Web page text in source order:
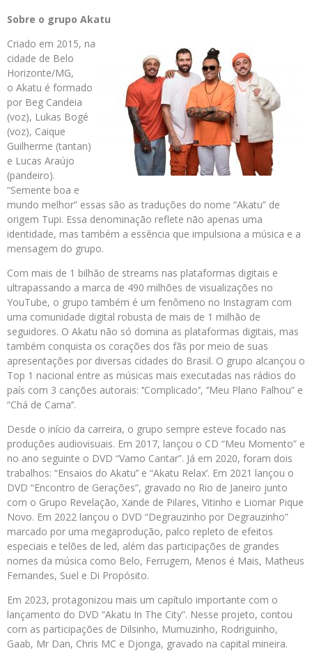
Sobre o grupo Akatu
Criado em 2015, na
cidade de Belo
Horizonte/MG,
o Akatu é formado
por Beg Candeia
(voz), Lukas Bogé
(voz), Caique
Guilherme (tantan)
e Lucas Araújo
(pandeiro).
“Semente boa e
mundo melhor” essas são as traduções do nome “Akatu” de
origem Tupi. Essa denominação reflete não apenas uma
identidade, mas também a essência que impulsiona a música e a
mensagem do grupo.
Com mais de 1 bilhão de streams nas plataformas digitais e
ultrapassando a marca de 490 milhões de visualizações no
YouTube, o grupo também é um fenômeno no Instagram com
uma comunidade digital robusta de mais de 1 milhão de
seguidores. O Akatu não só domina as plataformas digitais, mas
também conquista os corações dos fãs por meio de suas
apresentações por diversas cidades do Brasil. O grupo alcançou o
Top 1 nacional entre as músicas mais executadas nas rádios do
país com 3 canções autorais: ‘’Complicado’’, ‘’Meu Plano Falhou” e
“Chá de Cama’’.
Desde o início da carreira, o grupo sempre esteve focado nas
produções audiovisuais. Em 2017, lançou o CD “Meu Momento” e
no ano seguinte o DVD “Vamo Cantar”. Já em 2020, foram dois
trabalhos: “Ensaios do Akatu’’ e “Akatu Relax’. Em 2021 lançou o
DVD “Encontro de Gerações”, gravado no Rio de Janeiro junto
com o Grupo Revelação, Xande de Pilares, Vitinho e Liomar Pique
Novo. Em 2022 lançou o DVD “Degrauzinho por Degrauzinho”
marcado por uma megaprodução, palco repleto de efeitos
especiais e telões de led, além das participações de grandes
nomes da música como Belo, Ferrugem, Menos é Mais, Matheus
Fernandes, Suel e Di Propósito.
Em 2023, protagonizou mais um capítulo importante com o
lançamento do DVD “Akatu In The City”. Nesse projeto, contou
com as participações de Dilsinho, Mumuzinho, Rodriguinho,
Gaab, Mr Dan, Chris MC e Djonga, gravado na capital mineira.